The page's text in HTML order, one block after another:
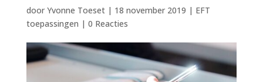
door Yvonne Toeset| 18 november 2019 | EFT
toepassingen | 0 Reacties